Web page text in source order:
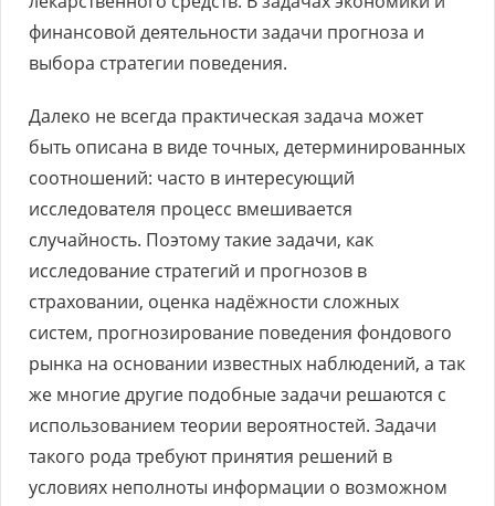
финансовой деятельности задачи прогноза и
выбора стратегии поведения.
Далеко не всегда практическая задача может
быть описана в виде точных, детерминированных
соотношений: часто в интересующий
исследователя процесс вмешивается
случайность. Поэтому такие задачи, как
исследование стратегий и прогнозов в
страховании, оценка надёжности сложных
систем, прогнозирование поведения фондового
рынка на основании известных наблюдений, а так
же многие другие подобные задачи решаются с
использованием теории вероятностей. Задачи
такого рода требуют принятия решений в
условиях неполноты информации о возможном